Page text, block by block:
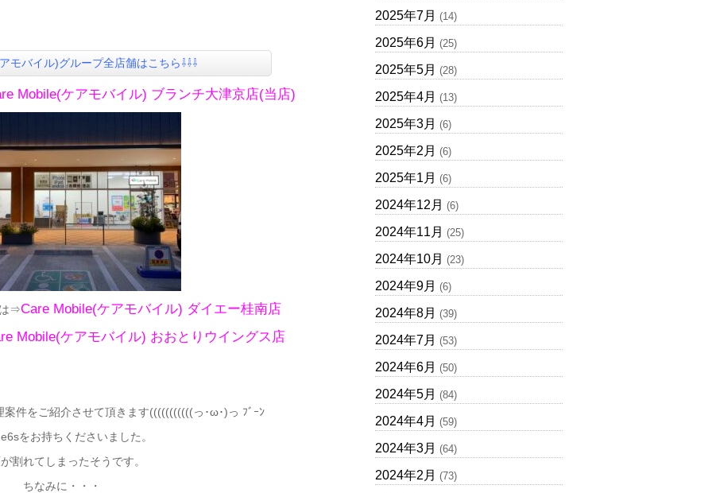
モバイル)グループ全店舗はこちら⇩⇩⇩
Mobile(ケアモバイル) ブランチ大津京店(当店)
は⇒Care Mobile(ケアモバイル) ダイエー桂南店
Mobile(ケアモバイル) おおとりウイングス店
件をご紹介させて頂きます(((((((((((っ･ω･)っ ﾌﾞｰﾝ
をお持ちくださいました。
割れてしまったそうです。
ちなみに・・・
2025年7月 (14)
2025年6月 (25)
2025年5月 (28)
2025年4月 (13)
2025年3月 (6)
2025年2月 (6)
2025年1月 (6)
2024年12月 (6)
2024年11月 (25)
2024年10月 (23)
2024年9月 (6)
2024年8月 (39)
2024年7月 (53)
2024年6月 (50)
2024年5月 (84)
2024年4月 (59)
2024年3月 (64)
2024年2月 (73)